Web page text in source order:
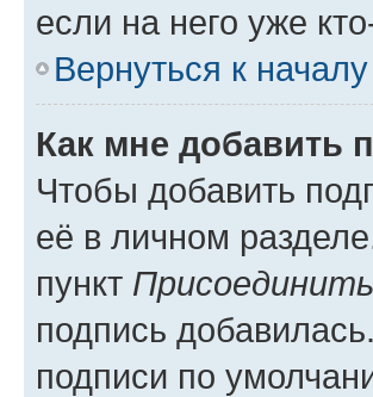
если на него уже
Вернуться к началу
Как мне добавить
Чтобы добавить
её в личном
пункт
подпись
подписи по